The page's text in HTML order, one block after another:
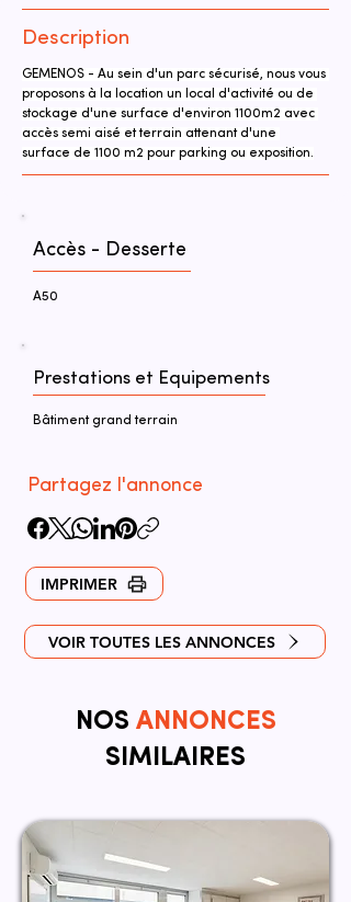
Description
GEMENOS - Au sein d'un parc sécurisé, nous vous
proposons à la location un local d'activité ou de
stockage d'une surface d'environ 1100m2 avec
accès semi aisé et terrain attenant d'une
surface de 1100 m2 pour parking ou exposition.
Accès - Desserte
A50
Prestations et Equipements
Bâtiment grand terrain
Partagez l'annonce
IMPRIMER
VOIR TOUTES LES ANNONCES
NOS ANNONCES
SIMILAIRES